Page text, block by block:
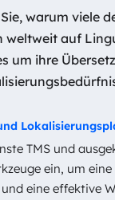
warum viele
weltweit auf
um ihre
TMS und
ein, um
eine effektive